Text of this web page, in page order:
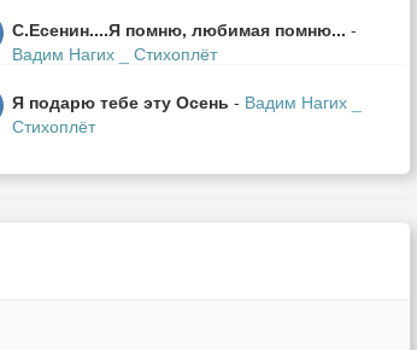
С.Есенин....Я помню, любимая помню... -
Вадим Нагих _ Стихоплёт
Я подарю тебе эту Осень - Вадим Нагих _
Стихоплёт